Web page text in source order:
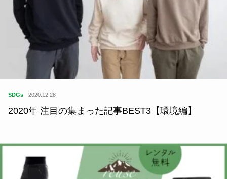
SDGs 2020.12.28
2020年 注目の集まった記事BEST3【環境編】